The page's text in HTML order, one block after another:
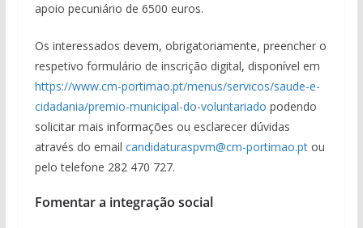
apoio pecuniário de 6500 euros.
Os interessados devem, obrigatoriamente, preencher o
respetivo formulário de inscrição digital, disponível em
https://www.cm-portimao.pt/menus/servicos/saude-e-
cidadania/premio-municipal-do-voluntariado podendo
solicitar mais informações ou esclarecer dúvidas
através do email candidaturaspvm@cm-portimao.ptou
pelo telefone 282 470 727.
Fomentar a integração social